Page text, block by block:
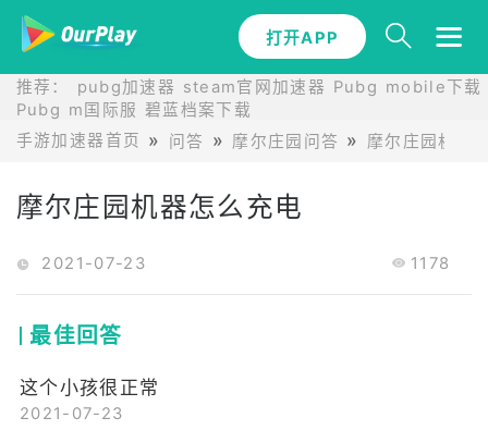
打开APP
推荐： pubg加速器 steam官网加速器 Pubg mobile下载
Pubg m国际服 碧蓝档案下载
手游加速器首页
问答 摩尔庄园问答 摩尔庄园机器
摩尔庄园机器怎么充电
2021-07-23 1178
最佳回答
这个小孩很正常
2021-07-23